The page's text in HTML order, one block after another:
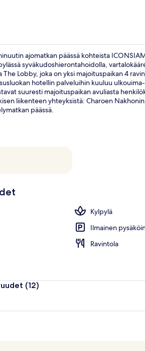
ajomatkan päässä kohteista
syväkudoshierontahoidolla,
The Lobby, joka on yksi majoituspaikan 4
hotellin palveluihin kuuluu
suuresti majoituspaikan avuliasta
liikenteen yhteyksistä: Charoen
päässä.
Kylpylä
Ilmainen
Ravintola
(12)